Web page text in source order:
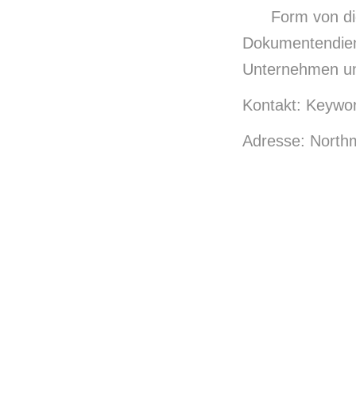
Form von
Unternehmen
Kontakt:
Adresse: